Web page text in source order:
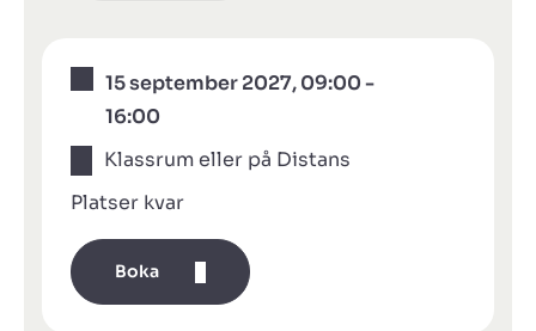
15 september 2027, 09:00 -
16:00
Klassrum eller på Distans
Platser kvar
Boka